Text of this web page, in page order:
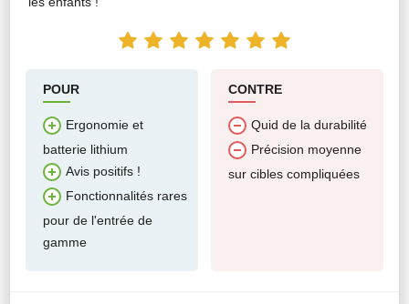
POUR
Ergonomie et
batterie lithium
Avis positifs !
Fonctionnalités rares
pour de l'entrée de
gamme
CONTRE
Quid de la durabilité
Précision moyenne
sur cibles compliquées